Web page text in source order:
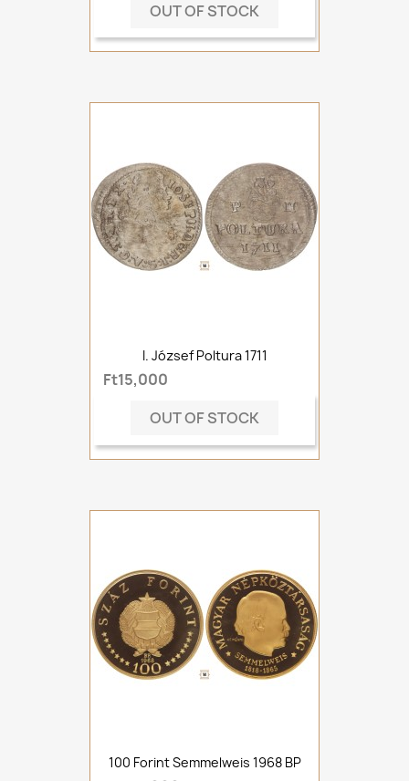
OUT OF STOCK
I. József Poltura 1711
Ft15,000
OUT OF STOCK
100 Forint Semmelweis 1968 BP